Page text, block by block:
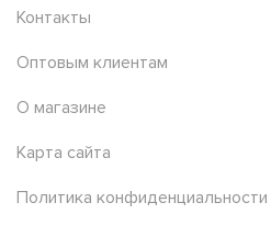
Контакты
Оптовым клиентам
О магазине
Карта сайта
Политика конфиденциальности